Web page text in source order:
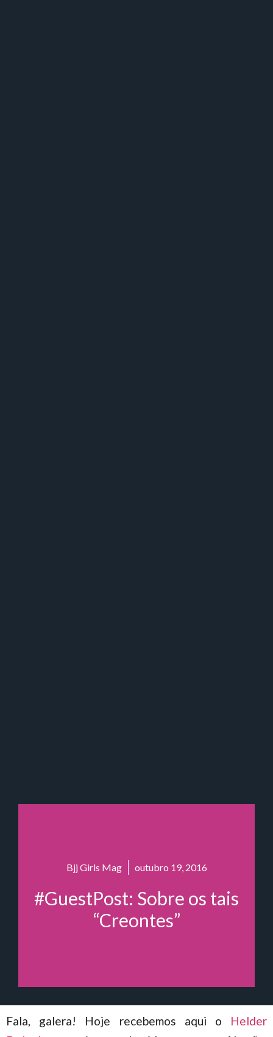
Bjj Girls Mag outubro 19, 2016
#GuestPost: Sobre os tais
“Creontes”
Fala, galera! Hoje recebemos aqui o Helder